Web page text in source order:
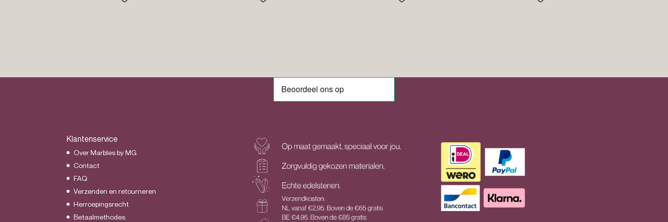
Klantenservice
Over Marbles by MG
Contact
FAQ
Verzenden en retourneren
Herroepingsrecht
Betaalmethodes